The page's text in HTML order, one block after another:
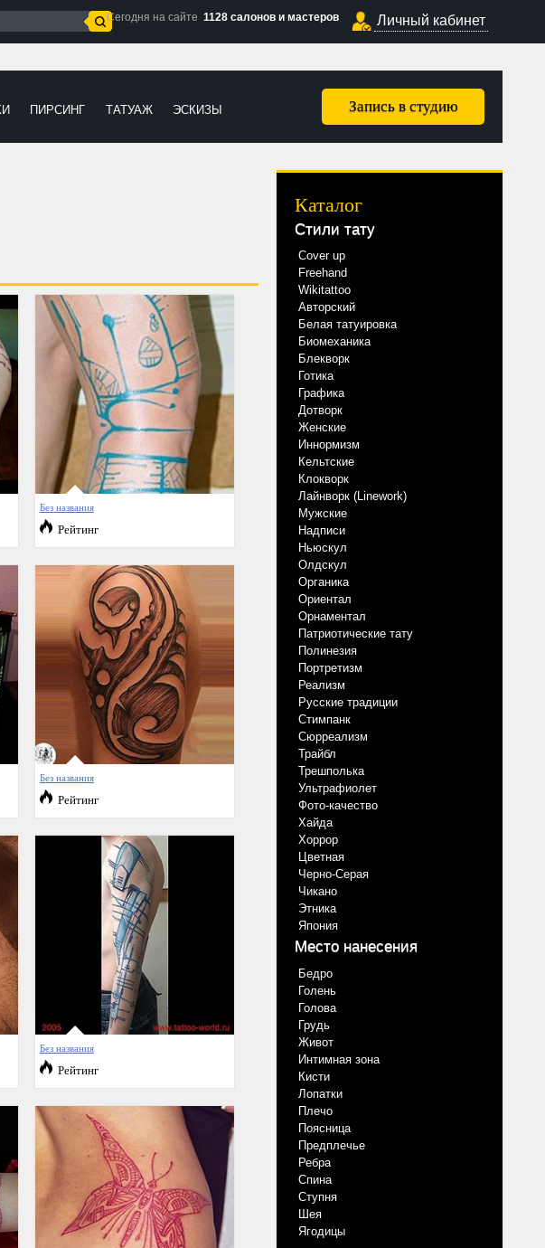
Сегодня на сайте 1128 салонов и мастеров Личный кабинет
Запись в студию
ПИРСИНГ ТАТУАЖ ЭСКИЗЫ
Каталог
Стили тату
Cover up
Freehand
Wikitattoo
Авторский
Белая татуировка
Биомеханика
Блекворк
Готика
Графика
Дотворк
Женские
Иннормизм
Кельтские
Клокворк
Лайнворк (Linework)
Мужские
Надписи
Ньюскул
Олдскул
Органика
Ориентал
Орнаментал
Патриотические тату
Полинезия
Портретизм
Реализм
Русские традиции
Стимпанк
Сюрреализм
Трайбл
Трешполька
Ультрафиолет
Фото-качество
Хайда
Хоррор
Цветная
Черно-Серая
Чикано
Этника
Япония
Место нанесения
Бедро
Голень
Голова
Грудь
Живот
Интимная зона
Кисти
Лопатки
Плечо
Поясница
Предплечье
Ребра
Спина
Ступня
Шея
Ягодицы
Без названия
Рейтинг
Без названия
Рейтинг
Без названия
Рейтинг